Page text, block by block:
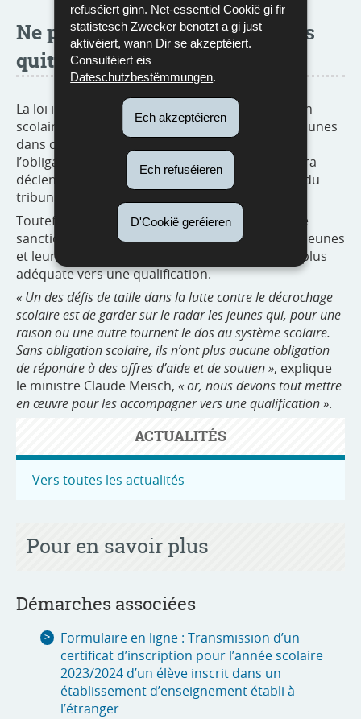
refuséiert ginn. Net-essentiel Cookië gi fir
statistesch Zwecker benotzt a gi just
aktivéiert, wann Dir se akzeptéiert.
Consultéiert eis
Dateschutzbestëmmungen.
Ech akzeptéieren
Ech refuséieren
D'Cookië geréieren
Ne pas perdre de vue les jeunes
quittant le système scolaire
La loi introduit le contrôle régulier de l’obligation
scolaire par l’Etat, qui prend la relève des communes
dans cette mission. En cas de non-respect de
l’obligation scolaire, une série de démarches sera
déclenchée pouvant aboutir à une information du
tribunal de jeunesse.
Toutefois, ces démarches ne sont pas suivies de
sanctions pénales. L’objectif est de soutenir les jeunes
et leurs familles dans la recherche de la voie la plus
adéquate vers une qualification.
« Un des défis de taille dans la lutte contre le décrochage
scolaire est de garder sur le radar les jeunes qui, pour une
raison ou une autre tournent le dos au système scolaire.
Sans obligation scolaire, ils n’ont plus aucune obligation
de répondre à des offres d’aide et de soutien », explique
le ministre Claude Meisch, « or, nous devons tout mettre
en œuvre pour les accompagner vers une qualification ».
ACTUALITÉS
Vers toutes les actualités
Pour en savoir plus
Démarches associées
Formulaire en ligne : Transmission d’un
certificat d’inscription pour l’année scolaire
2023/2024 d’un élève inscrit dans un
établissement d’enseignement établi à
l’étranger